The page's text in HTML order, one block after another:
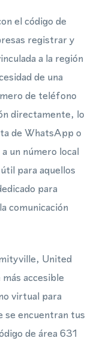
el código de
registrar y
a la región
de una
de teléfono
directamente, lo
de WhatsApp o
un número local
para aquellos
para
comunicación
United
accesible
virtual para
se encuentran tus
de área 631